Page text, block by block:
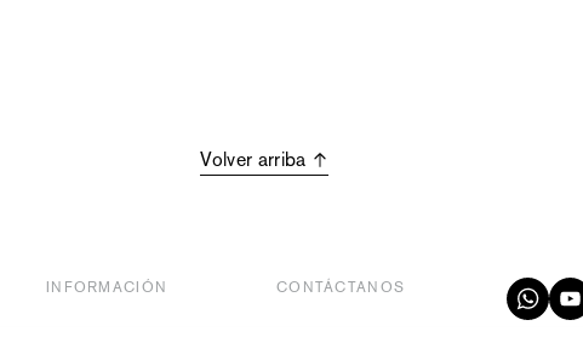
Volver arriba
INFORMACIÓN CONTÁCTANOS